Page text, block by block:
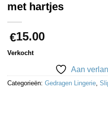
met hartjes
€15.00
Verkocht
Aan
Categorieën: Gedragen Lingerie